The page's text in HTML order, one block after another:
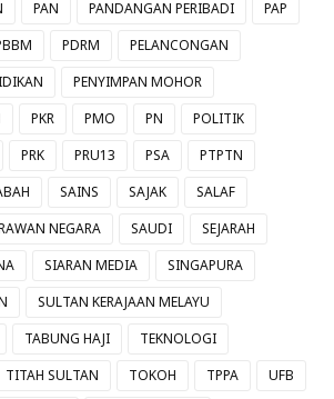
PAN PANDANGAN PERIBADI
PAP
PDRM
PELANCONGAN
PENYIMPAN MOHOR
PKR PMO PN
POLITIK
PRK PRU13 PSA
PTPTN
SAINS SAJAK
SALAF
NEGARA SAUDI
SEJARAH
SIARAN MEDIA
SINGAPURA
SULTAN KERAJAAN MELAYU
TABUNG HAJI
TEKNOLOGI
TITAH SULTAN TOKOH TPPA
UFB